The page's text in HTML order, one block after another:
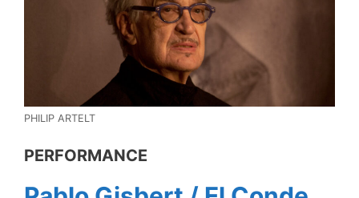
PHILIP ARTELT
PERFORMANCE